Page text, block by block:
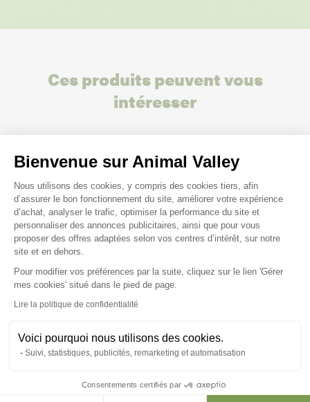
Bienvenue sur Animal Valley
Plateforme de Gestion du
Nous utilisons des cookies, y compris des cookies tiers, afin
d’assurer le bon fonctionnement du site, améliorer votre expérience
d’achat, analyser le trafic, optimiser la performance du site et
personnaliser des annonces publicitaires, ainsi que pour vous
proposer des offres adaptées selon vos centres d’intérêt, sur notre
site et en dehors.
Pour modifier vos préférences par la suite, cliquez sur le lien 'Gérer
mes cookies' situé dans le pied de page.
Lire la politique de confidentialité
Voici pourquoi nous utilisons des cookies.
Suivi, statistiques, publicités, remarketing et automatisation
Consentements certifiés par
Axeptio consent
Ces produits peuvent vous
intéresser